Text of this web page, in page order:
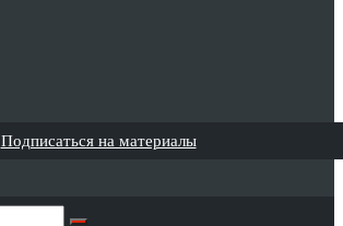
Подписаться на материалы